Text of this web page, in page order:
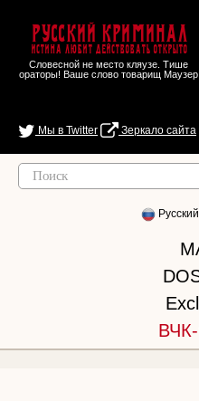
Русский Криминал
Истина любит действовать открыто
Словесной не место кляузе. Тише
ораторы! Ваше слово товарищ Маузер
Мы в Twitter Зеркало сайта
Русский